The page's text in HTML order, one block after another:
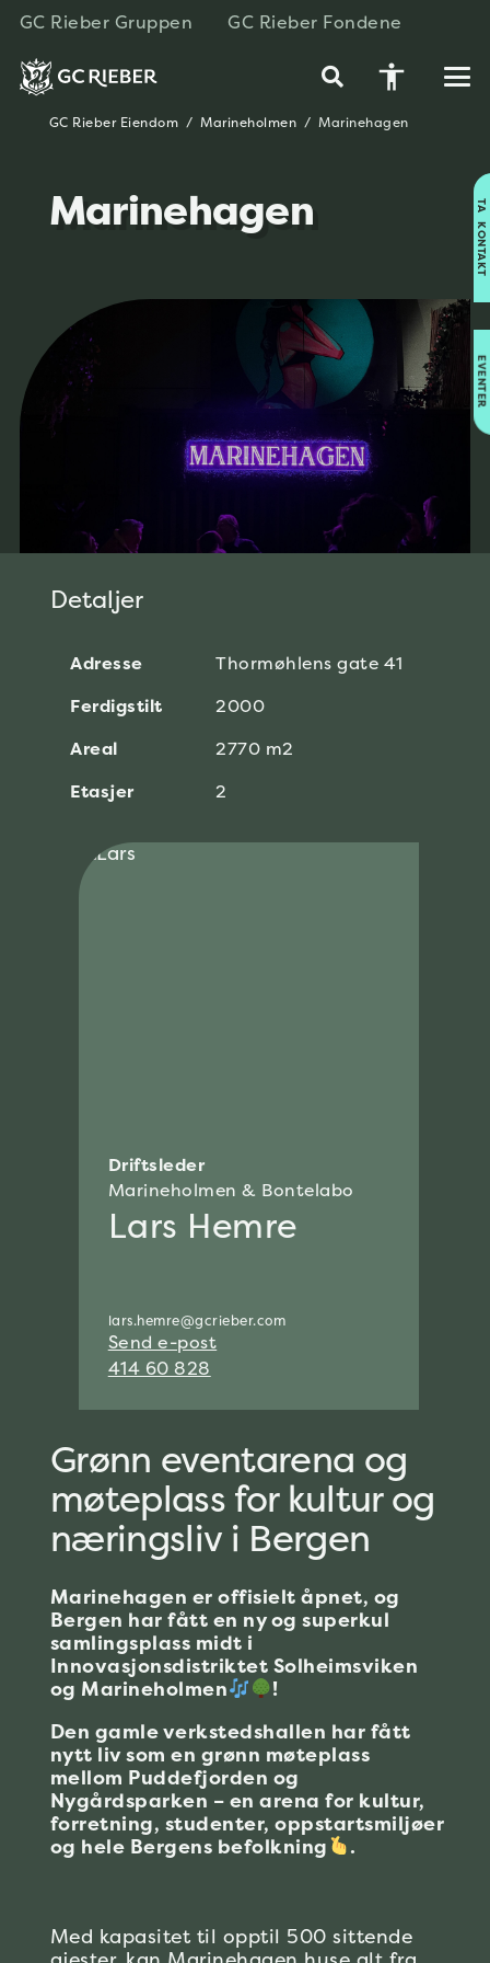
GC Rieber Gruppen GC Rieber Fondene
accessibility
GC Rieber Eiendom / Marineholmen / Marinehagen
Marinehagen
Detaljer
Adresse
Thormøhlens gate 41
Ferdigstilt
2000
Areal
2770 m2
Etasjer
2
Driftsleder
Marineholmen & Bontelabo
Lars Hemre
lars.hemre@gcrieber.com
Send e-post
414 60 828
Grønn eventarena og
møteplass for kultur og
næringsliv i Bergen
Marinehagen er offisielt åpnet, og
Bergen har fått en ny og superkul
samlingsplass midt i
Innovasjonsdistriktet Solheimsviken
og Marineholmen
!
Den gamle verkstedshallen har fått
nytt liv som en grønn møteplass
mellom Puddefjorden og
Nygårdsparken – en arena for kultur,
forretning, studenter, oppstartsmiljøer
og hele Bergens befolkning
.
Med kapasitet til opptil 500 sittende
TA KONTAKT
EVENTER